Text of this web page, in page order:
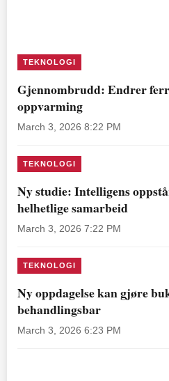
TEKNOLOGI
Gjennombrudd: Endrer
oppvarming
March 3, 2026 8:22 PM
TEKNOLOGI
Ny studie: Intelligens
helhetlige samarbeid
March 3, 2026 7:22 PM
TEKNOLOGI
Ny oppdagelse kan gjøre
behandlingsbar
March 3, 2026 6:23 PM